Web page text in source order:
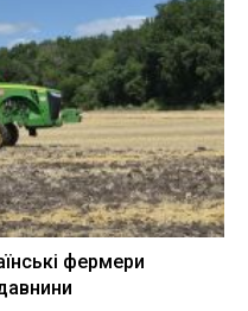
фермери